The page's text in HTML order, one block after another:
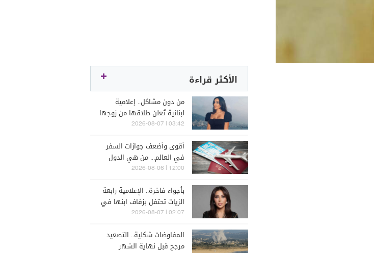
الأكثر قراءة
من دون مشاكل.. إعلامية
لبنانية تُعلن طلاقها من زوجها
رجل الأعمال
03:42 | 2026-08-07
أقوى وأضعف جوازات السفر
في العالم... من هي الدول
التي تصدّرت الترتيب؟
12:00 | 2026-08-06
بأجواء فاخرة.. الإعلامية رابعة
الزيات تحتفل بزفاف ابنها في
البترون (فيديو)
02:07 | 2026-08-07
المفاوضات شكلية.. التصعيد
مرجح قبل نهاية الشهر